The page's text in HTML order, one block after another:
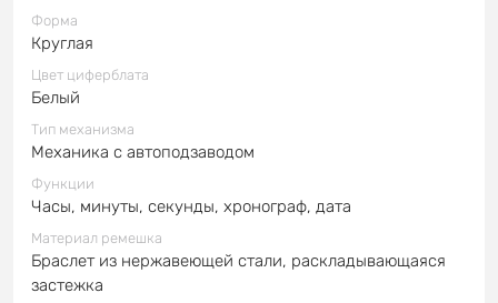
Форма
Круглая
Цвет циферблата
Белый
Тип механизма
Механика с автоподзаводом
Функции
Часы, минуты, секунды, хронограф, дата
Материал ремешка
Браслет из нержавеющей стали, раскладывающаяся
застежка